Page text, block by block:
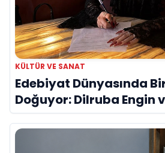
KÜLTÜR VE SANAT
Edebiyat Dünyasında
Doğuyor: Dilruba Engin
Evreni ‘AVENOİR’